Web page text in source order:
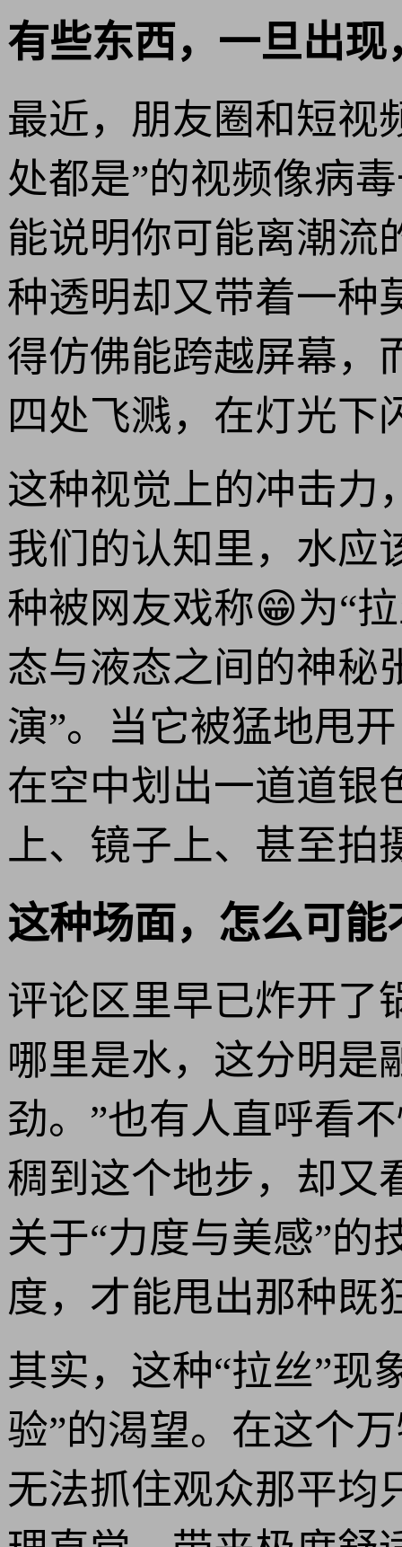
有些东西，一旦出
最近，朋友圈和短视
处都是”的视频像病
能说明你可能离潮流
种透明却又带着一种
得仿佛能跨越屏幕，
四处飞溅，在灯光下
这种视觉上的冲击力
我们的认知里，水应
种被网友戏称😁为“
态与液态之间的神秘
演”。当它被猛地甩
在空中划出一道道银
上、镜子上、甚至拍
这种场面，怎么可
评论区里早已炸开了
哪里是水，这分明是
劲。”也有人直呼看
稠到这个地步，却又
关于“力度与美感”
度，才能甩出那种既
其实，这种“拉丝”现
验”的渴望。在这个
无法抓住观众那平均